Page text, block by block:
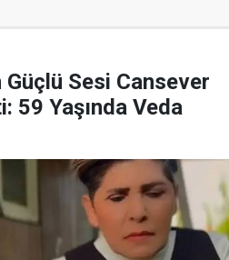
Sesi Cansever
59 Yaşında Veda